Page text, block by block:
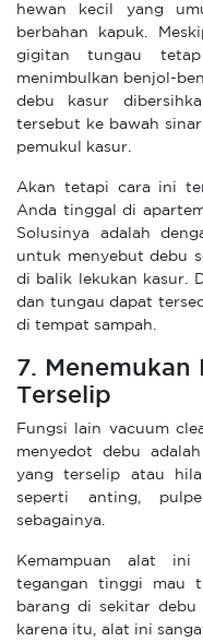
hewan kecil yang
berbahan kapuk.
gigitan tungau
menimbulkan benjol-
debu kasur
tersebut ke bawah
pemukul kasur.
Akan tetapi cara ini
Anda tinggal di
Solusinya adalah
untuk menyebut debu
di balik lekukan kasur.
dan tungau dapat
di tempat sampah.
7. Menemukan
Terselip
Fungsi lain vacuum
menyedot debu
yang terselip atau
seperti anting,
sebagainya.
Kemampuan alat
tegangan tinggi mau
barang di sekitar
karena itu, alat ini